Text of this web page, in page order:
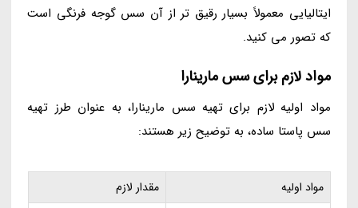
ایتالیایی معمولاً بسیار رقیق تر از آن سس گوجه فرنگی است
که تصور می کنید.
مواد لازم برای سس مارینارا
مواد اولیه لازم برای تهیه سس مارینارا، به عنوان طرز تهیه
سس پاستا ساده، به توضیح زیر هستند:
مواد اولیه
مقدار لازم